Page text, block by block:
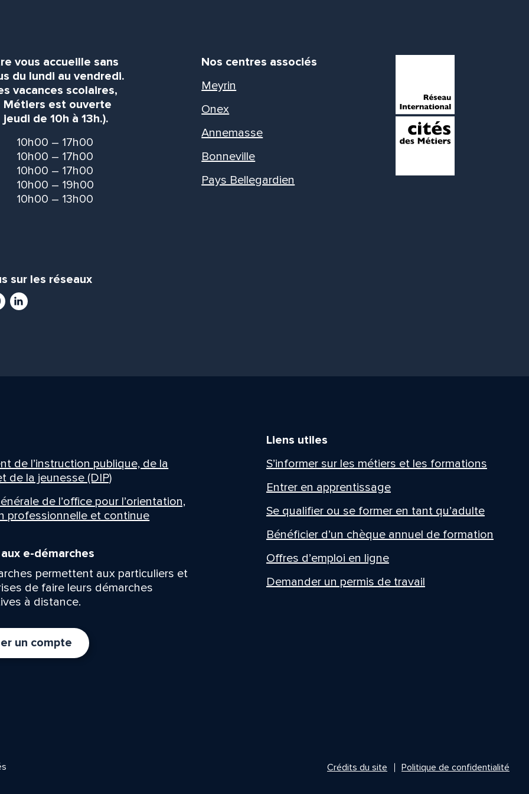
vous accueille sans
du lundi au vendredi.
vacances scolaires,
Métiers est ouverte
de 10h à 13h.).
10h00 – 17h00
10h00 – 17h00
10h00 – 17h00
10h00 – 19h00
10h00 – 13h00
sur les réseaux
LinkedIn
Nos centres associés
Meyrin
Onex
Annemasse
Bonneville
Pays Bellegardien
de l’instruction publique, de la
de la jeunesse (DIP)
de l’office pour l’orientation,
professionnelle et continue
e-démarches
permettent aux particuliers et
de faire leurs démarches
à distance.
un compte
Liens utiles
S’informer sur les métiers et les formations
Entrer en apprentissage
Se qualifier ou se former en tant qu’adulte
Bénéficier d’un chèque annuel de formation
Offres d’emploi en ligne
Demander un permis de travail
Crédits du site Politique de confidentialité